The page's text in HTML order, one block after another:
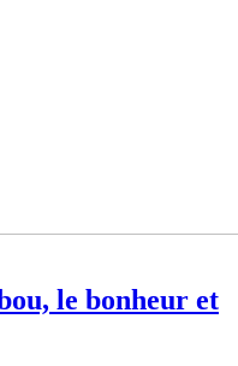
le bonheur et